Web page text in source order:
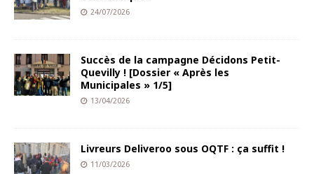
24/07/2026
Succès de la campagne Décidons Petit-
Quevilly ! [Dossier « Après les
Municipales » 1/5]
13/04/2026
Livreurs Deliveroo sous OQTF : ça suffit !
11/03/2026